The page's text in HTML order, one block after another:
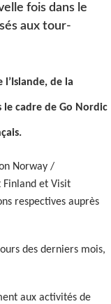
fois dans le
aux tour-
de la
le cadre de Go Nordic
Norway /
Finland et Visit
respectives auprès
des derniers mois,
aux activités de